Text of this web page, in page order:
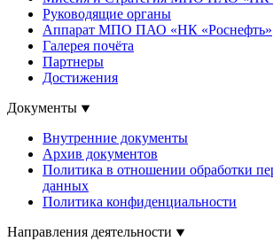
Руководящие органы
Аппарат МПО ПАО «НК «Роснефть»
Галерея почёта
Партнеры
Достижения
Документы
Внутренние документы
Архив документов
Политика в отношении обработки
данных
Политика конфиденциальности
Направления деятельности